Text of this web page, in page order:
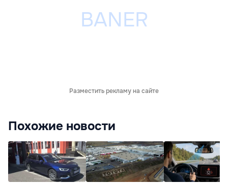
Разместить рекламу на сайте
Похожие новости